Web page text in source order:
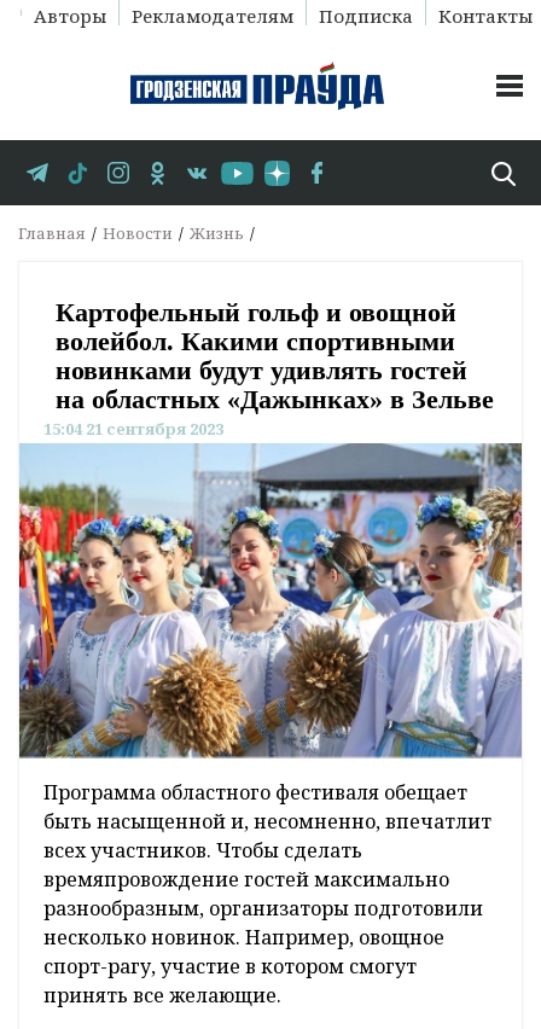
Авторы Рекламодателям Подписка Контакты
Главная Новости Жизнь
Картофельный гольф и овощной
волейбол. Какими спортивными
новинками будут удивлять гостей
на областных «Дажынках» в Зельве
15:04 21 сентября 2023
Программа областного фестиваля обещает
быть насыщенной и, несомненно, впечатлит
всех участников. Чтобы сделать
времяпровождение гостей максимально
разнообразным, организаторы подготовили
несколько новинок. Например, овощное
спорт-рагу, участие в котором смогут
принять все желающие.